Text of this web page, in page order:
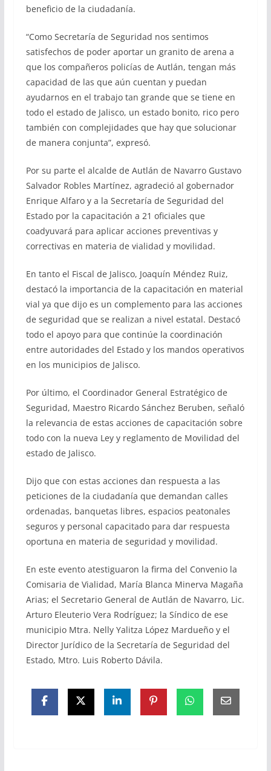
beneficio de la ciudadanía.
“Como Secretaría de Seguridad nos sentimos
satisfechos de poder aportar un granito de arena a
que los compañeros policías de Autlán, tengan más
capacidad de las que aún cuentan y puedan
ayudarnos en el trabajo tan grande que se tiene en
todo el estado de Jalisco, un estado bonito, rico pero
también con complejidades que hay que solucionar
de manera conjunta”, expresó.
Por su parte el alcalde de Autlán de Navarro Gustavo
Salvador Robles Martínez, agradeció al gobernador
Enrique Alfaro y a la Secretaría de Seguridad del
Estado por la capacitación a 21 oficiales que
coadyuvará para aplicar acciones preventivas y
correctivas en materia de vialidad y movilidad.
En tanto el Fiscal de Jalisco, Joaquín Méndez Ruiz,
destacó la importancia de la capacitación en material
vial ya que dijo es un complemento para las acciones
de seguridad que se realizan a nivel estatal. Destacó
todo el apoyo para que continúe la coordinación
entre autoridades del Estado y los mandos operativos
en los municipios de Jalisco.
Por último, el Coordinador General Estratégico de
Seguridad, Maestro Ricardo Sánchez Beruben, señaló
la relevancia de estas acciones de capacitación sobre
todo con la nueva Ley y reglamento de Movilidad del
estado de Jalisco.
Dijo que con estas acciones dan respuesta a las
peticiones de la ciudadanía que demandan calles
ordenadas, banquetas libres, espacios peatonales
seguros y personal capacitado para dar respuesta
oportuna en materia de seguridad y movilidad.
En este evento atestiguaron la firma del Convenio la
Comisaria de Vialidad, María Blanca Minerva Magaña
Arias; el Secretario General de Autlán de Navarro, Lic.
Arturo Eleuterio Vera Rodríguez; la Síndico de ese
municipio Mtra. Nelly Yalitza López Mardueño y el
Director Jurídico de la Secretaría de Seguridad del
Estado, Mtro. Luis Roberto Dávila.